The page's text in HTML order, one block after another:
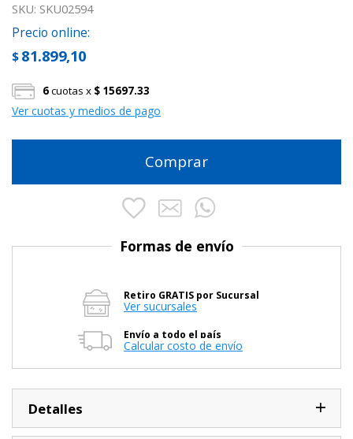
SKU: SKU02594
Precio online:
$81.899,10
6cuotas x $ 15697.33
Ver cuotas y medios de pago
Comprar
Formas de envío
Retiro GRATIS por Sucursal
Ver sucursales
Envío a todo el país
Calcular costo de envío
Detalles